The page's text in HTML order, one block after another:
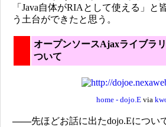
「Java自体がRIAとして使える」と
う土台ができたと思う。
オープンソースAjaxライブラ
ついて
home - dojo.Evia
――先ほどお話に出たdojo.Eについ